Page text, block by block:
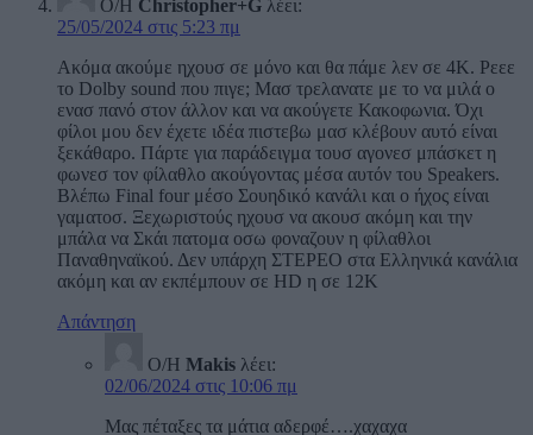
Ο/Η Christopher+G λέει:
25/05/2024 στις 5:23 πμ
Ακόμα ακούμε ηχουσ σε μόνο και θα πάμε λεν σε 4Κ. Ρεεε
το Dolby sound που πιγε; Μασ τρελανατε με το να μιλά ο
ενασ πανό στον άλλον και να ακούγετε Κακοφωνια. Όχι
φίλοι μου δεν έχετε ιδέα πιστεβω μασ κλέβουν αυτό είναι
ξεκάθαρο. Πάρτε για παράδειγμα τουσ αγονεσ μπάσκετ η
φωνεσ τον φίλαθλο ακούγοντας μέσα αυτόν του Speakers.
Βλέπω Final four μέσο Σουηδικό κανάλι και ο ήχος είναι
γαματοσ. Ξεχωριστούς ηχουσ να ακουσ ακόμη και την
μπάλα να Σκάι πατομα οσω φοναζουν η φίλαθλοι
Παναθηναϊκού. Δεν υπάρχη ΣΤΕΡΕΟ στα Ελληνικά κανάλια
ακόμη και αν εκπέμπουν σε HD η σε 12Κ
Απάντηση
Ο/Η Makis λέει:
02/06/2024 στις 10:06 πμ
Μας πέταξες τα μάτια αδερφέ….χαχαχα